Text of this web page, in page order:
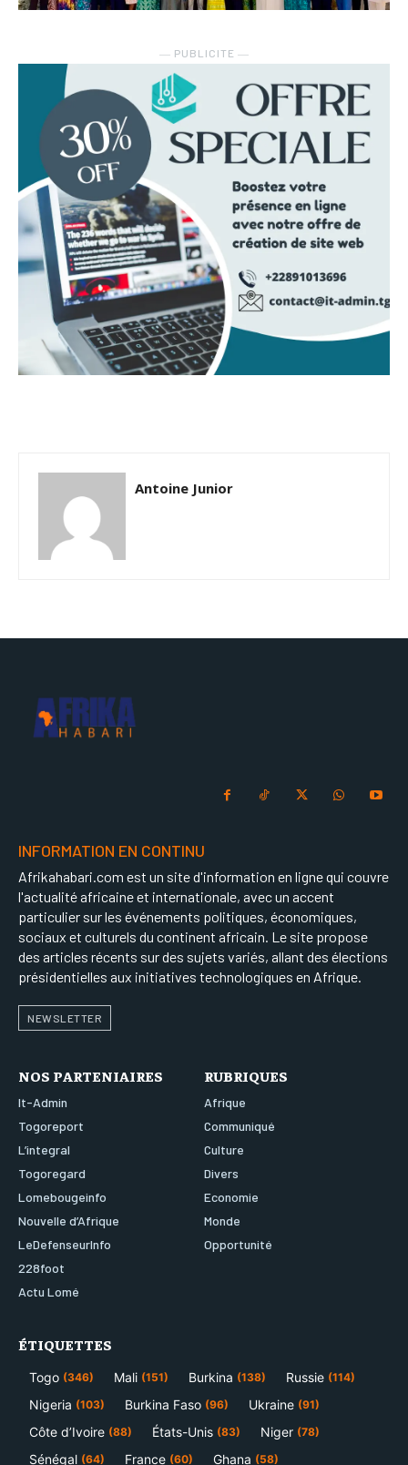
― PUBLICITE ―
Antoine Junior
INFORMATION EN CONTINU
Afrikahabari.com est un site d'information en ligne qui couvre
l'actualité africaine et internationale, avec un accent
particulier sur les événements politiques, économiques,
sociaux et culturels du continent africain. Le site propose
des articles récents sur des sujets variés, allant des élections
présidentielles aux initiatives technologiques en Afrique.
NEWSLETTER
NOS PARTENIAIRES
It-Admin
Togoreport
L’integral
Togoregard
Lomebougeinfo
Nouvelle d’Afrique
LeDefenseurInfo
228foot
Actu Lomé
RUBRIQUES
Afrique
Communiqué
Culture
Divers
Economie
Monde
Opportunité
ÉTIQUETTES
Togo (346) Mali (151) Burkina (138) Russie (114)
Nigeria (103) Burkina Faso (96) Ukraine (91)
Côte d’Ivoire (88) États-Unis (83) Niger (78)
Sénégal (64) France (60) Ghana (58)